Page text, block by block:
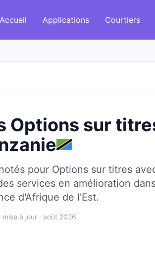
Accueil Applications Courtiers
Options sur
pour Options sur titres
services en amélioration
d'Afrique de l'Est.
mise à jour : août 2026